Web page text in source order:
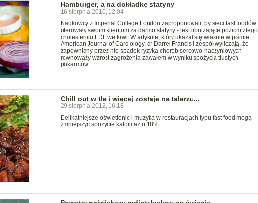
Hamburger, a na dokładkę statyny
16 sierpnia 2010, 12:04
Naukowcy z Imperial College London zaproponowali, by sieci fast foodów
oferowały swoim klientom za darmo statyny - leki obniżające poziom złego
cholesterolu LDL we krwi. W artykule, który ukazał się właśnie w piśmie
American Journal of Cardiology, dr Darrel Francis i zespół wyliczają, że
zapewniany przez nie spadek ryzyka chorób sercowo-naczyniowych
równoważy wzrost zagrożenia zawałem w wyniku spożycia tłustych
pokarmów.
Chill out w tle i więcej zostaje na talerzu...
29 sierpnia 2012, 16:18
Delikatniejsze oświetlenie i muzyka w restauracjach typu fast food mogą
zmniejszyć spożycie kalorii aż o 18%.